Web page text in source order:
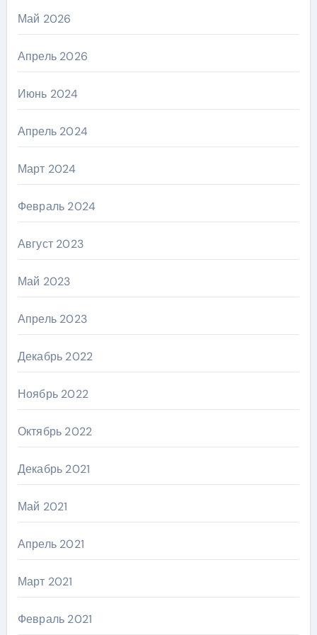
Май 2026
Апрель 2026
Июнь 2024
Апрель 2024
Март 2024
Февраль 2024
Август 2023
Май 2023
Апрель 2023
Декабрь 2022
Ноябрь 2022
Октябрь 2022
Декабрь 2021
Май 2021
Апрель 2021
Март 2021
Февраль 2021